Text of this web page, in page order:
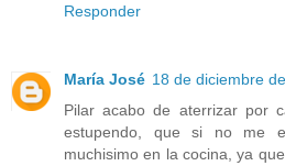
Responder
María José 18 de diciembre
Pilar acabo de aterrizar por
estupendo, que si no me
muchisimo en la cocina, ya